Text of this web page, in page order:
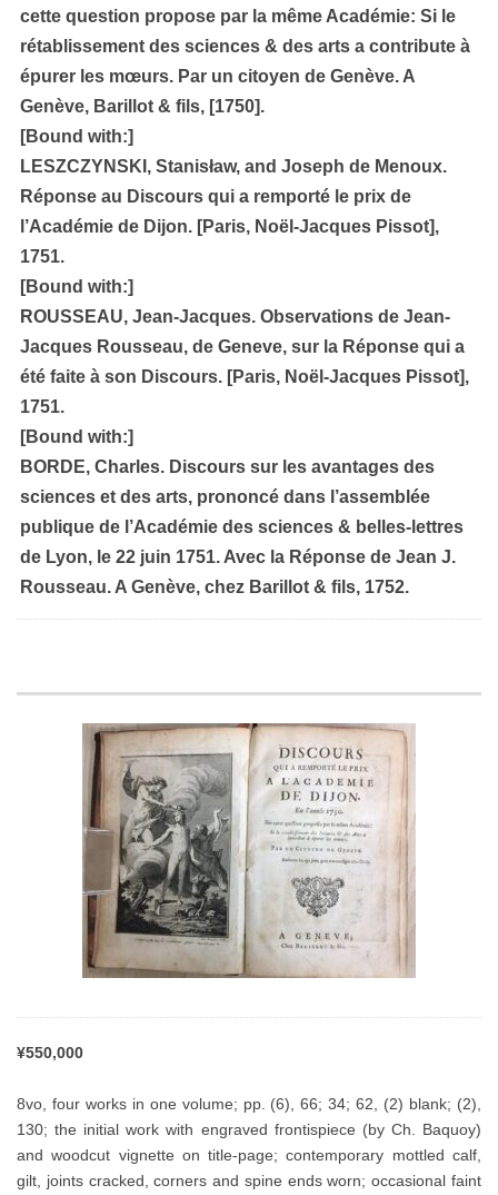
cette question propose par la même Académie: Si le
rétablissement des sciences & des arts a contribute à
épurer les mœurs. Par un citoyen de Genève. A
Genève, Barillot & fils, [1750].
[Bound with:]
LESZCZYNSKI, Stanisław, and Joseph de Menoux.
Réponse au Discours qui a remporté le prix de
l’Académie de Dijon. [Paris, Noël-Jacques Pissot],
1751.
[Bound with:]
ROUSSEAU, Jean-Jacques. Observations de Jean-
Jacques Rousseau, de Geneve, sur la Réponse qui a
été faite à son Discours. [Paris, Noël-Jacques Pissot],
1751.
[Bound with:]
BORDE, Charles. Discours sur les avantages des
sciences et des arts, prononcé dans l’assemblée
publique de l’Académie des sciences & belles-lettres
de Lyon, le 22 juin 1751. Avec la Réponse de Jean J.
Rousseau. A Genève, chez Barillot & fils, 1752.
¥550,000
8vo, four works in one volume; pp. (6), 66; 34; 62, (2) blank; (2),
130; the initial work with engraved frontispiece (by Ch. Baquoy)
and woodcut vignette on title-page; contemporary mottled calf,
gilt, joints cracked, corners and spine ends worn; occasional faint